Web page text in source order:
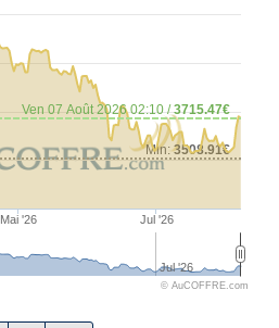
Min:3508.91€
Ven 07 Août 2026 02:10 /3715.47€
Mai '26 Jul '26
Jul '26
© AuCOFFRE.com